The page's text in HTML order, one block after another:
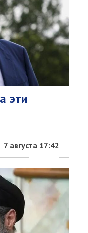
эти
7 августа 17:42